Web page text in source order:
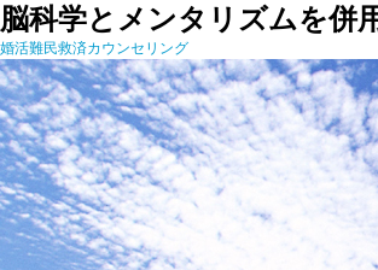
脳科学とメンタリズムを併
婚活難民救済カウンセリング